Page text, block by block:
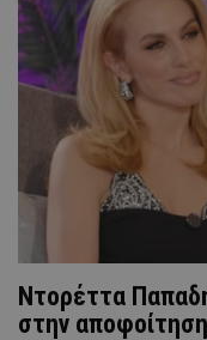
Ντορέττα
στην